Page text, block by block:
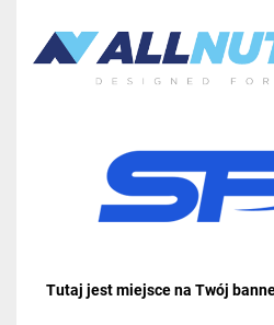
Tutaj jest miejsce na Twój